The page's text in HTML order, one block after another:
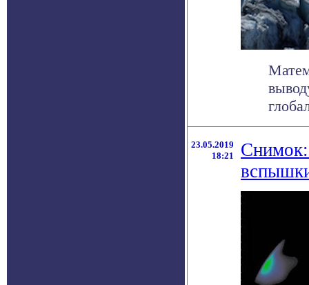
23.05.2019
18:21